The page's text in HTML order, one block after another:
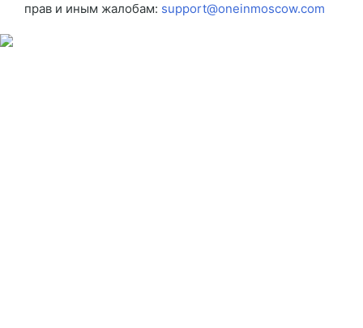
прав и иным жалобам: support@oneinmoscow.com